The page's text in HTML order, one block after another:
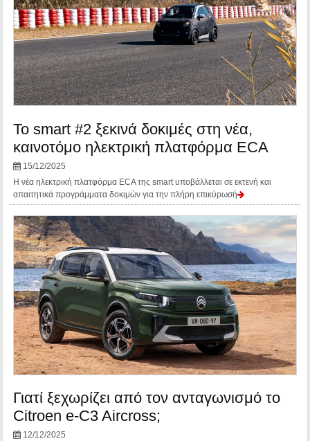
To smart #2 ξεκινά δοκιμές στη νέα,
καινοτόμο ηλεκτρική πλατφόρμα ECA
15/12/2025
Η νέα ηλεκτρική πλατφόρμα ECA της smart υποβάλλεται σε εκτενή και
απαιτητικά προγράμματα δοκιμών για την πλήρη επικύρωσή
Γιατί ξεχωρίζει από τον ανταγωνισμό το
Citroen e-C3 Aircross;
12/12/2025